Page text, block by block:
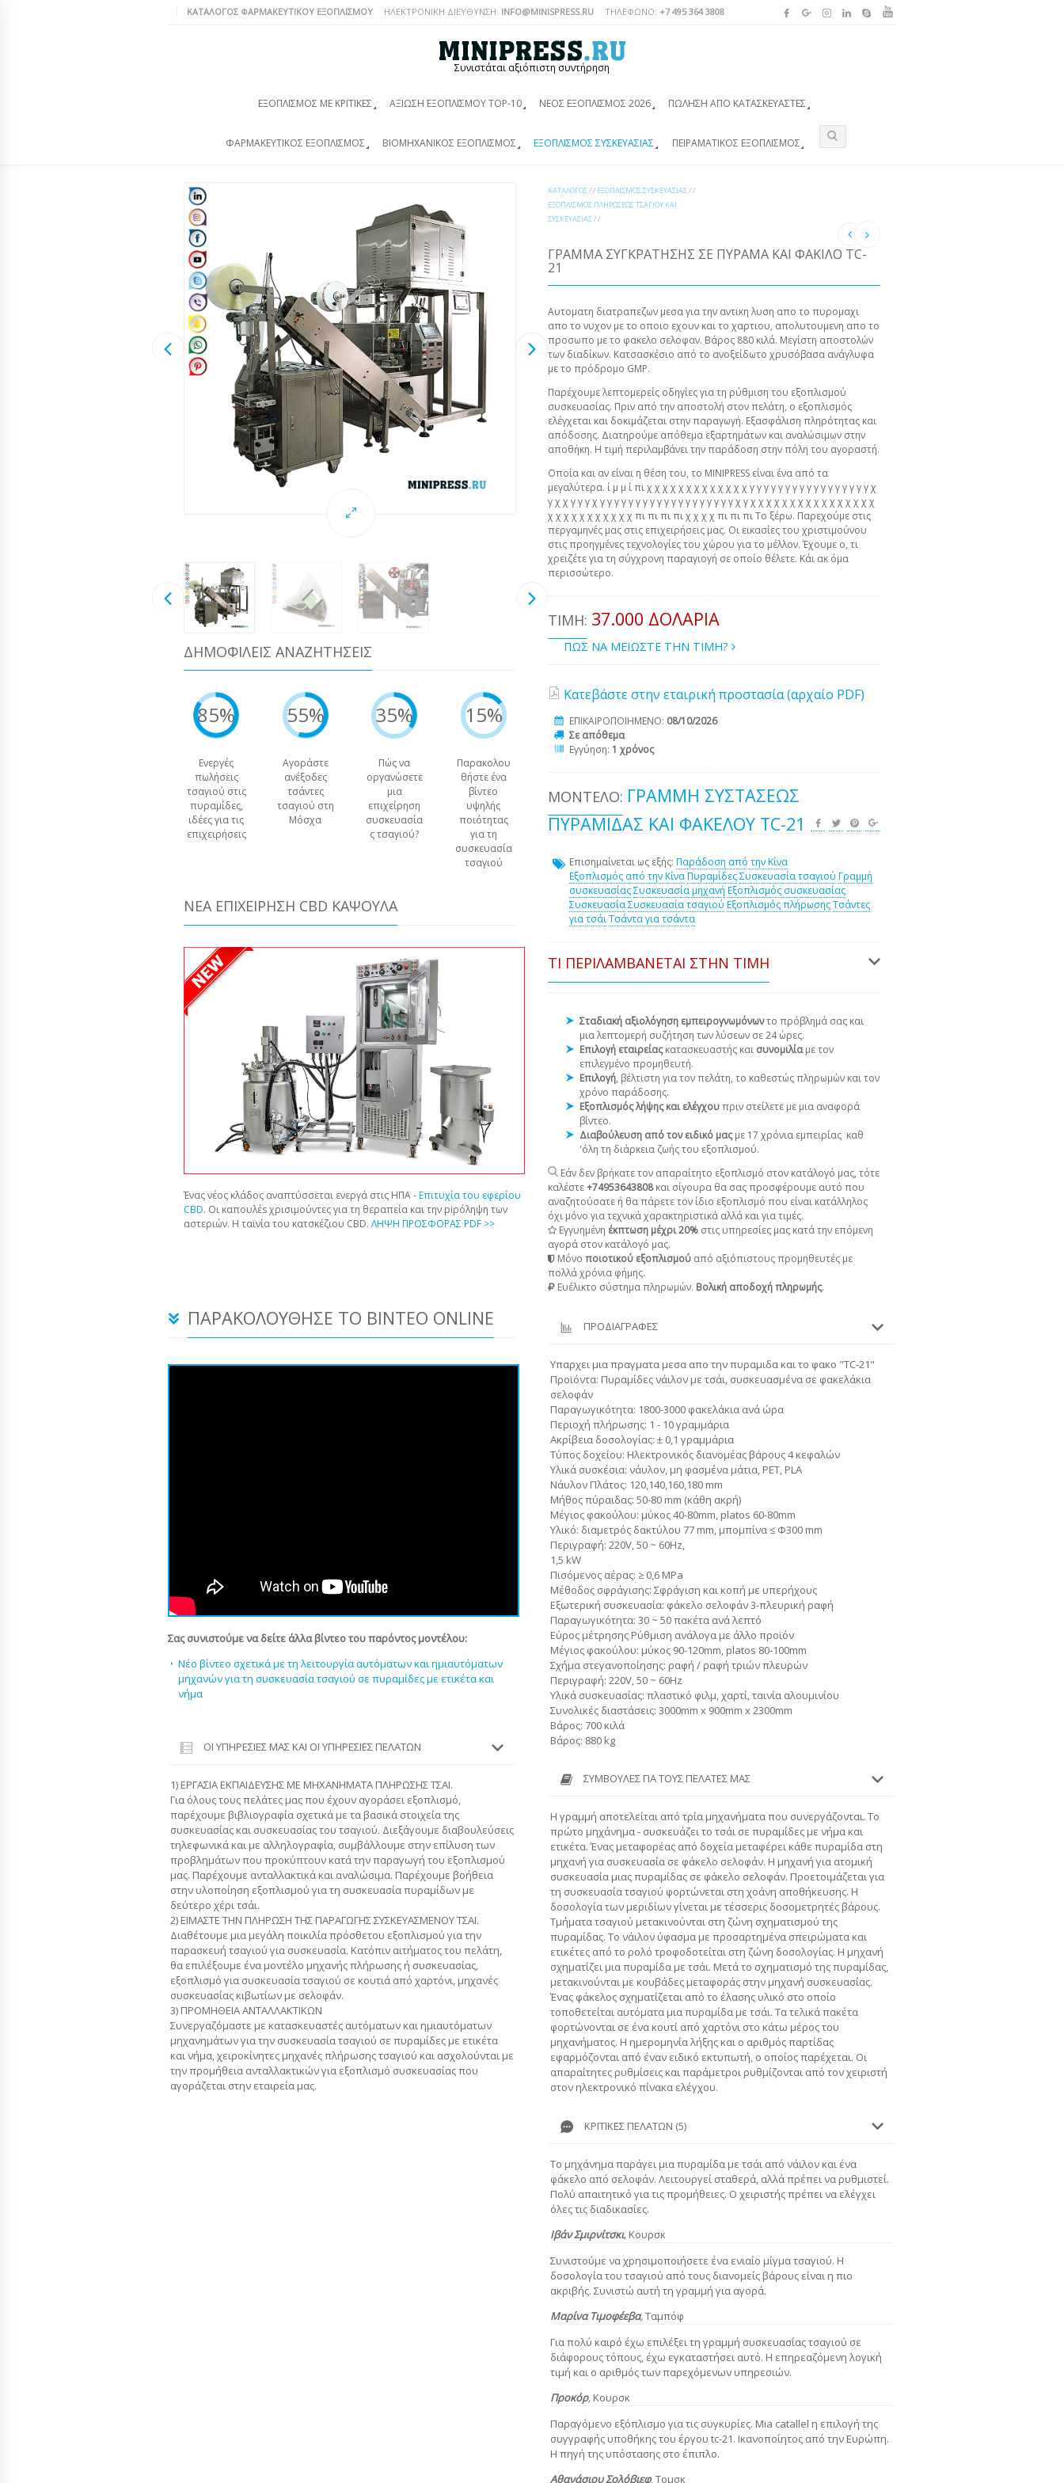
ΚΑΤΆΛΟΓΟΣ ΦΑΡΜΑΚΕΥΤΙΚΟΎ ΕΞΟΠΛΙΣΜΟΎ ΗΛΕΚΤΡΟΝΙΚΗ ΔΙΕΥΘΥΝΣΗ: INFO@MINISPRESS.RU ΤΗΛΈΦΩΝΟ: +7 495 364 3808
Συνιστάται αξιόπιστη συντήρηση
ΕΞΟΠΛΙΣΜΌΣ ΜΕ ΚΡΙΤΙΚΈΣ ΑΞΊΩΣΗ ΕΞΟΠΛΙΣΜΟΎ TOP-10 ΝΈΟΣ ΕΞΟΠΛΙΣΜΌΣ 2026 ΠΏΛΗΣΗ ΑΠΌ ΚΑΤΑΣΚΕΥΑΣΤΈΣ
ΦΑΡΜΑΚΕΥΤΙΚΌΣ ΕΞΟΠΛΙΣΜΌΣ ΒΙΟΜΗΧΑΝΙΚΌΣ ΕΞΟΠΛΙΣΜΌΣ ΕΞΟΠΛΙΣΜΌΣ ΣΥΣΚΕΥΑΣΊΑΣ ΠΕΙΡΑΜΑΤΙΚΌΣ ΕΞΟΠΛΙΣΜΌΣ
ΔΗΜΟΦΙΛΕΊΣ ΑΝΑΖΗΤΉΣΕΙΣ
85%
Ενεργές
πωλήσεις
τσαγιού στις
πυραμίδες,
ιδέες για τις
επιχειρήσεις
55%
Αγοράστε
ανέξοδες
τσάντες
τσαγιού στη
Μόσχα
35%
Πώς να
οργανώσετε
μια
επιχείρηση
συσκευασία
ς τσαγιού?
15%
Παρακολου
θήστε ένα
βίντεο
υψηλής
ποιότητας
για τη
συσκευασία
τσαγιού
ΝΈΑ ΕΠΙΧΕΊΡΗΣΗ CBD ΚΆΨΟΥΛΑ
Ένας νέος κλάδος αναπτύσσεται ενεργά στις ΗΠΑ -Επιτυχία του εφερίου
CBD. Οι καπουλέs χρισιμούντες για τη θεραπεία και την piρόληψη των
αστεριών. Η ταϊνία του κατσκέζιου CBD. ΛΗΨΗ ΠΡΟΣΦΟΡΑΣ PDF >>
ΚΑΤΆΛΟΓΟΣ/ / ΕΞΟΠΛΙΣΜΌΣ ΣΥΣΚΕΥΑΣΊΑΣ/ /
ΕΞΟΠΛΙΣΜΌΣ ΠΛΗΡΏΣΕΩΣ ΤΣΑΓΙΟΎ ΚΑΙ
ΣΥΣΚΕΥΑΣΊΑΣ/ /
ΓΡΆΜΜΑ ΣΥΓΚΡΆΤΗΣΗΣ ΣΕ ΠΎΡΑΜΑ ΚΑΙ ΦΆΚΙΛΟ TC-
21
Aυτοματη διατραπεζων μεσα για την αντικη λυση απο το πυρομαχι
απο το νυχον με το οποιο εχουν και το χαρτιου, απολυτουμενη απο το
προσωπο με το φακελο σελοφαν. Βάρος 880 κιλά. Μεγίστη αποστολών
των διαδίκων. Κατσασκέσιο από το ανοξείδωτο χρυσόβασα ανάγλυφα
με το πρόδρομο GMP.
Παρέχουμε λεπτομερείς οδηγίες για τη ρύθμιση του εξοπλισμού
συσκευασίας. Πριν από την αποστολή στον πελάτη, ο εξοπλισμός
ελέγχεται και δοκιμάζεται στην παραγωγή. Εξασφάλιση πληρότητας και
απόδοσης. Διατηρούμε απόθεμα εξαρτημάτων και αναλώσιμων στην
αποθήκη. Η τιμή περιλαμβάνει την παράδοση στην πόλη του αγοραστή.
Οποία και αν είναι η θέση του, το MINIPRESS είναι ένα από τα
μεγαλύτερα. ί μ μ ί πι χ χ χ χ χ χ χ χ χ χ χ χ χ γ γ γ γ γ γ γ γ γ γ γ γ γ γ γ γ γ χ
γ χ χ γ γ γ χ γ γ γ γ γ γ γ γ γ γ γ γ γ γ γ γ γ γ γ χ γ χ χ χ χ χ χ χ χ χ χ χ χ χ χ χ χ
χ χ χ χ χ χ χ χ χ χ χ πι πι πι πι χ χ χ χ πι πι πι Το ξέρω. Παρεχούμε στις
περγαμηνές μας στις επιχειρήσεις μας. Οι εικασίες του χριστιμούνου
στις προηγμένες τεχνολογίες του χώρου για το μέλλον. Έχουμε ο, τι
χρειζέτε για τη σύγχρονη παραγιογή σε οποίο θέλετε. Κάι ακ όμα
περισσώτερο.
ΤΙΜΉ: 37.000 ΔΟΛΆΡΙΑ
ΠΩΣ ΝΑ ΜΕΙΩΣΤΕ ΤΗΝ ΤΙΜΗ?
Κατεβάστε στην εταιρική προστασία (αρχαίο PDF)
ΕΠΙΚΑΙΡΟΠΟΙΗΜΕΝΟ: 08/10/2026
Σε απόθεμα
Εγγύηση: 1 χρόνος
ΜΟΝΤΈΛΟ: ΓΡΑΜΜΉ ΣΥΣΤΆΣΕΩΣ
ΠΥΡΆΜΙΔΑΣ ΚΑΙ ΦΑΚΈΛΟΥ TC-21
Επισημαίνεται ως εξής: Παράδοση από την Κίνα
Εξοπλισμός από την ΚίναΠυραμίδεςΣυσκευασία τσαγιού Γραμμή
συσκευασίαςΣυσκευασία μηχανή Εξοπλισμός συσκευασίας
ΣυσκευασίαΣυσκευασία τσαγιού Εξοπλισμός πλήρωσηςΤσάντες
για τσάιΤσάντα για τσάντα
ΤΙ ΠΕΡΙΛΑΜΒΆΝΕΤΑΙ ΣΤΗΝ ΤΙΜΉ
Σταδιακή αξιολόγηση εμπειρογνωμόνωντο πρόβλημά σας και
μια λεπτομερή συζήτηση των λύσεων σε 24 ώρες.
Επιλογή εταιρείαςκατασκευαστής και συνομιλίαμε τον
επιλεγμένο προμηθευτή.
Επιλογή, βέλτιστη για τον πελάτη, το καθεστώς πληρωμών και τον
χρόνο παράδοσης.
Εξοπλισμός λήψης και ελέγχουπριν στείλετε με μια αναφορά
βίντεο.
Διαβούλευση από τον ειδικό μαςμε 17 χρόνια εμπειρίας καθ
'όλη τη διάρκεια ζωής του εξοπλισμού.
Εάν δεν βρήκατε τον απαραίτητο εξοπλισμό στον κατάλογό μας, τότε
καλέστε+74953643808και σίγουρα θα σας προσφέρουμε αυτό που
αναζητούσατε ή θα πάρετε τον ίδιο εξοπλισμό που είναι κατάλληλος
όχι μόνο για τεχνικά χαρακτηριστικά αλλά και για τιμές.
Εγγυημένη έκπτωση μέχρι 20% στις υπηρεσίες μας κατά την επόμενη
αγορά στον κατάλογό μας.
Μόνο ποιοτικού εξοπλισμού από αξιόπιστους προμηθευτές με
πολλά χρόνια φήμης.
Ευέλικτο σύστημα πληρωμών. Βολική αποδοχή πληρωμής.
ΠΑΡΑΚΟΛΟΎΘΗΣΕ ΤΟ ΒΊΝΤΕΟ ONLINE
Σας συνιστούμε να δείτε άλλα βίντεο του παρόντος μοντέλου:
Νέο βίντεο σχετικά με τη λειτουργία αυτόματων και ημιαυτόματων
μηχανών για τη συσκευασία τσαγιού σε πυραμίδες με ετικέτα και
νήμα
ΟΙ ΥΠΗΡΕΣΊΕΣ ΜΑΣ ΚΑΙ ΟΙ ΥΠΗΡΕΣΊΕΣ ΠΕΛΑΤΏΝ
1) ΕΡΓΑΣΙΑ ΕΚΠΑΙΔΕΥΣΗΣ ΜΕ ΜΗΧΑΝΗΜΑΤΑ ΠΛΗΡΩΣΗΣ ΤΣΑΙ.
Για όλους τους πελάτες μας που έχουν αγοράσει εξοπλισμό,
παρέχουμε βιβλιογραφία σχετικά με τα βασικά στοιχεία της
συσκευασίας και συσκευασίας του τσαγιού. Διεξάγουμε διαβουλεύσεις
τηλεφωνικά και με αλληλογραφία, συμβάλλουμε στην επίλυση των
προβλημάτων που προκύπτουν κατά την παραγωγή του εξοπλισμού
μας. Παρέχουμε ανταλλακτικά και αναλώσιμα. Παρέχουμε βοήθεια
στην υλοποίηση εξοπλισμού για τη συσκευασία πυραμίδων με
δεύτερο χέρι τσάι.
2) ΕΙΜΑΣΤΕ ΤΗΝ ΠΛΗΡΩΣΗ ΤΗΣ ΠΑΡΑΓΩΓΗΣ ΣΥΣΚΕΥΑΣΜΕΝΟΥ ΤΣΑΙ.
Διαθέτουμε μια μεγάλη ποικιλία πρόσθετου εξοπλισμού για την
παρασκευή τσαγιού για συσκευασία. Κατόπιν αιτήματος του πελάτη,
θα επιλέξουμε ένα μοντέλο μηχανής πλήρωσης ή συσκευασίας,
εξοπλισμό για συσκευασία τσαγιού σε κουτιά από χαρτόνι, μηχανές
συσκευασίας κιβωτίων με σελοφάν.
3) ΠΡΟΜΗΘΕΙΑ ΑΝΤΑΛΛΑΚΤΙΚΩΝ
Συνεργαζόμαστε με κατασκευαστές αυτόματων και ημιαυτόματων
μηχανημάτων για την συσκευασία τσαγιού σε πυραμίδες με ετικέτα
και νήμα, χειροκίνητες μηχανές πλήρωσης τσαγιού και ασχολούνται με
την προμήθεια ανταλλακτικών για εξοπλισμό συσκευασίας που
αγοράζεται στην εταιρεία μας.
ΠΡΟΔΙΑΓΡΑΦΕΣ
Υπαρχει μια πραγματα μεσα απο την πυραμιδα και το φακο "TC-21"
Προϊόντα: Πυραμίδες νάιλον με τσάι, συσκευασμένα σε φακελάκια
σελοφάν
Παραγωγικότητα: 1800-3000 φακελάκια ανά ώρα
Περιοχή πλήρωσης: 1 - 10 γραμμάρια
Ακρίβεια δοσολογίας: ± 0,1 γραμμάρια
Τύπος δοχείου: Ηλεκτρονικός διανομέας βάρους 4 κεφαλών
Υλικά συσκέσια: νάυλον, μη φασμένα μάτια, PET, PLA
Νάυλον Πλάτος: 120,140,160,180 mm
Μήθος πύραιδας: 50-80 mm (κάθη ακρή)
Μέγιος φακούλου: μύκος 40-80mm, platos 60-80mm
Υλικό: διαμετρός δακτύλου 77 mm, μπομπίνα ≤ Φ300 mm
Περιγραφή: 220V, 50 ~ 60Hz,
1,5 kW
Πισόμενος αέρας: ≥ 0,6 MPa
Μέθοδος σφράγισης: Σφράγιση και κοπή με υπερήχους
Εξωτερική συσκευασία: φάκελο σελοφάν 3-πλευρική ραφή
Παραγωγικότητα: 30 ~ 50 πακέτα ανά λεπτό
Εύρος μέτρησης Ρύθμιση ανάλογα με άλλο προϊόν
Μέγιος φακούλου: μύκος 90-120mm, platos 80-100mm
Σχήμα στεγανοποίησης: ραφή / ραφή τριών πλευρών
Περιγραφή: 220V, 50 ~ 60Hz
Υλικά συσκευασίας: πλαστικό φιλμ, χαρτί, ταινία αλουμινίου
Συνολικές διαστάσεις: 3000mm x 900mm x 2300mm
Βάρος: 700 κιλά
Βάρος: 880 kg
ΣΥΜΒΟΥΛΈΣ ΓΙΑ ΤΟΥΣ ΠΕΛΆΤΕΣ ΜΑΣ
Η γραμμή αποτελείται από τρία μηχανήματα που συνεργάζονται. Το
πρώτο μηχάνημα - συσκευάζει το τσάι σε πυραμίδες με νήμα και
ετικέτα. Ένας μεταφορέας από δοχεία μεταφέρει κάθε πυραμίδα στη
μηχανή για συσκευασία σε φάκελο σελοφάν. Η μηχανή για ατομική
συσκευασία μιας πυραμίδας σε φάκελο σελοφάν. Προετοιμάζεται για
τη συσκευασία τσαγιού φορτώνεται στη χοάνη αποθήκευσης. Η
δοσολογία των μεριδίων γίνεται με τέσσερις δοσομετρητές βάρους.
Τμήματα τσαγιού μετακινούνται στη ζώνη σχηματισμού της
πυραμίδας. Το νάιλον ύφασμα με προσαρτημένα σπειρώματα και
ετικέτες από το ρολό τροφοδοτείται στη ζώνη δοσολογίας. Η μηχανή
σχηματίζει μια πυραμίδα με τσάι. Μετά το σχηματισμό της πυραμίδας,
μετακινούνται με κουβάδες μεταφοράς στην μηχανή συσκευασίας.
Ένας φάκελος σχηματίζεται από το έλασης υλικό στο οποίο
τοποθετείται αυτόματα μια πυραμίδα με τσάι. Τα τελικά πακέτα
φορτώνονται σε ένα κουτί από χαρτόνι στο κάτω μέρος του
μηχανήματος. Η ημερομηνία λήξης και ο αριθμός παρτίδας
εφαρμόζονται από έναν ειδικό εκτυπωτή, ο οποίος παρέχεται. Οι
απαραίτητες ρυθμίσεις και παράμετροι ρυθμίζονται από τον χειριστή
στον ηλεκτρονικό πίνακα ελέγχου.
ΚΡΙΤΙΚΈΣ ΠΕΛΑΤΏΝ (5)
Το μηχάνημα παράγει μια πυραμίδα με τσάι από νάιλον και ένα
φάκελο από σελοφάν. Λειτουργεί σταθερά, αλλά πρέπει να ρυθμιστεί.
Πολύ απαιτητικό για τις προμήθειες. Ο χειριστής πρέπει να ελέγχει
όλες τις διαδικασίες.
Ιβάν Σμιρνίτσκι, Κουρσκ
Συνιστούμε να χρησιμοποιήσετε ένα ενιαίο μίγμα τσαγιού. Η
δοσολογία του τσαγιού από τους διανομείς βάρους είναι η πιο
ακριβής. Συνιστώ αυτή τη γραμμή για αγορά.
Μαρίνα Τιμοφέεβα,Ταμπόφ
Για πολύ καιρό έχω επιλέξει τη γραμμή συσκευασίας τσαγιού σε
διάφορους τόπους, έχω εγκαταστήσει αυτό. Η επηρεαζόμενη λογική
τιμή και ο αριθμός των παρεχόμενων υπηρεσιών.
Προκόρ, Κουρσκ
Παραγόμενο εξόπλισμο για τις συγκυρίες. Mia catallel η επιλογή της
συγγραφής υποθήκης του έργου tc-21. Ικανοποίητος από την Ευρώπη.
Η πηγή της υπόστασης στο έπιπλο.
Αθανάσιου Σολόβιεφ, Τομσκ